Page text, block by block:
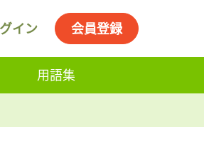
イン 会員登録
用語集